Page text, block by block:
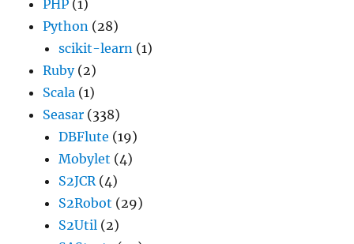
PHP (1)
Python (28)
scikit-learn (1)
Ruby(2)
Scala (1)
Seasar (338)
DBFlute (19)
Mobylet (4)
S2JCR(4)
S2Robot (29)
S2Util (2)